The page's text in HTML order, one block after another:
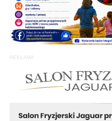
REKLAMA